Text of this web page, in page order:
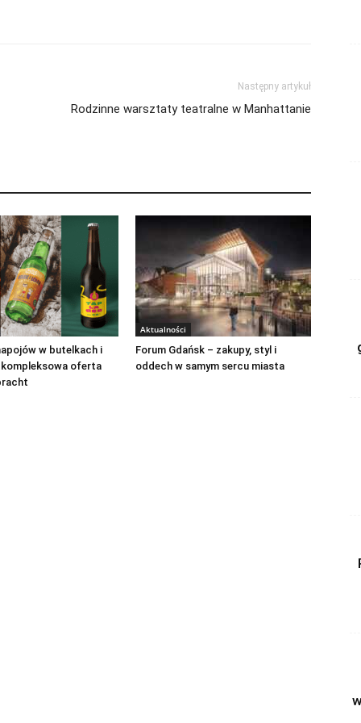
Następny artykuł
Rodzinne warsztaty teatralne w Manhattanie
w butelkach i
oferta
Aktualności
Forum Gdańsk – zakupy, styl i
oddech w samym sercu miasta